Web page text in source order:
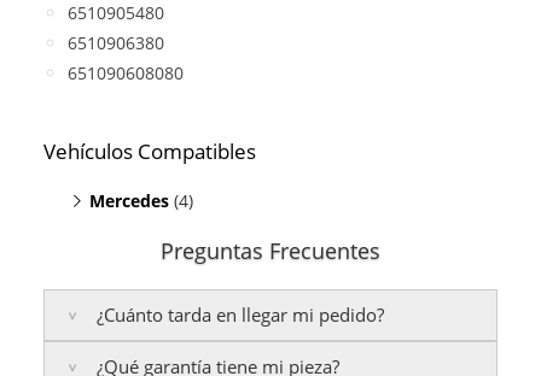
6510905480
6510906380
651090608080
Vehículos Compatibles
Mercedes (4)
E200 W212(motor A651)
Sprinter 216 CDI(motor A651)
Sprinter 416 CDI(motor A651)
Preguntas Frecuentes
¿Cuánto tarda en llegar mi pedido?
¿Qué garantía tiene mi pieza?